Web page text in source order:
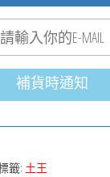
補貨時通知
籤: 土王